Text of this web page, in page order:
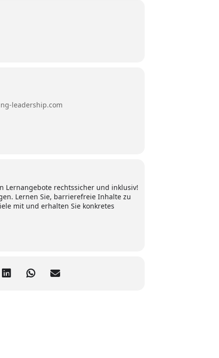
leadership.com
Lernangebote rechtssicher und inklusiv!
Lernen Sie, barrierefreie Inhalte zu
mit und erhalten Sie konkretes